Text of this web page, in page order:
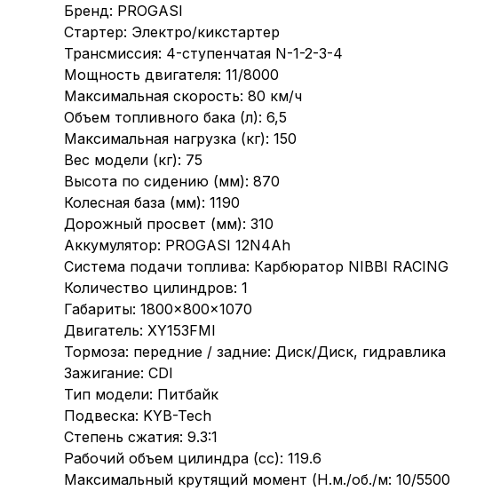
Бренд: PROGASI
Стартер: Электро/кикстартер
Трансмиссия: 4-ступенчатая N-1-2-3-4
Мощность двигателя: 11/8000
Максимальная скорость: 80 км/ч
Объем топливного бака (л): 6,5
Максимальная нагрузка (кг): 150
Вес модели (кг): 75
Высота по сидению (мм): 870
Колесная база (мм): 1190
Дорожный просвет (мм): 310
Аккумулятор: PROGASI 12N4Ah
Система подачи топлива: Карбюратор NIBBI RACING
Количество цилиндров: 1
Габариты: 1800×800×1070
Двигатель: XY153FMI
Тормоза: передние / задние: Диск/Диск, гидравлика
Зажигание: CDI
Тип модели: Питбайк
Подвеска: KYB-Tech
Степень сжатия: 9.3:1
Рабочий объем цилиндра (cc): 119.6
Максимальный крутящий момент (Н.м./об./м: 10/5500